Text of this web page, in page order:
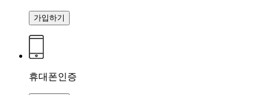
가입하기
휴대폰인증